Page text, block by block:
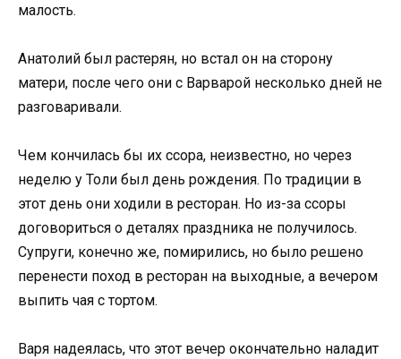
малость.
Анатолий был растерян, но встал он на сторону
матери, после чего они с Варварой несколько дней не
разговаривали.
Чем кончилась бы их ссора, неизвестно, но через
неделю у Толи был день рождения. По традиции в
этот день они ходили в ресторан. Но из-за ссоры
договориться о деталях праздника не получилось.
Супруги, конечно же, помирились, но было решено
перенести поход в ресторан на выходные, а вечером
выпить чая с тортом.
Варя надеялась, что этот вечер окончательно наладит